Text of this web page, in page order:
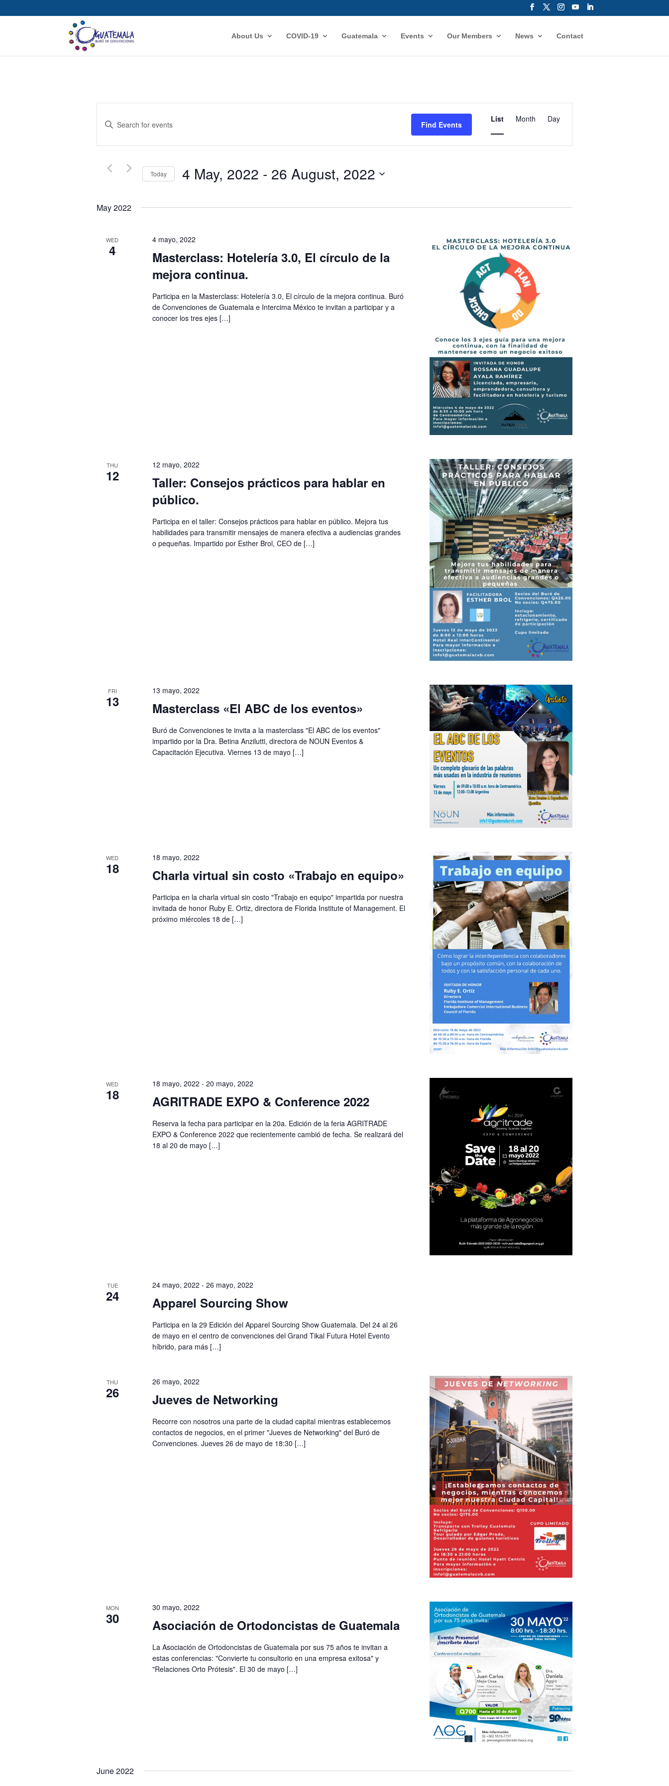
About Us COVID-19 Guatemala Events Our Members News Contact
Events
Search
and
Navigation
Enter
Keyword.
Events
Find Events
Views
List Month Day
Today 4 May, 2022 - 26 August, 2022
May 2022
WED
4
4 mayo, 2022
Masterclass: Hotelería 3.0, El círculo de la
mejora continua.
Participa en la Masterclass: Hotelería 3.0, El círculo de la mejora continua. Buró
de Convenciones de Guatemala e Intercima México te invitan a participar y a
conocer los tres ejes […]
THU
12
12 mayo, 2022
Taller: Consejos prácticos para hablar en
público.
Participa en el taller: Consejos prácticos para hablar en público. Mejora tus
habilidades para transmitir mensajes de manera efectiva a audiencias grandes
o pequeñas. Impartido por Esther Brol, CEO de […]
FRI
13
13 mayo, 2022
Masterclass «El ABC de los eventos»
Buró de Convenciones te invita a la masterclass "El ABC de los eventos"
impartido por la Dra. Betina Anzilutti, directora de NOUN Eventos &
Capacitación Ejecutiva. Viernes 13 de mayo […]
WED
18
18 mayo, 2022
Charla virtual sin costo «Trabajo en equipo»
Participa en la charla virtual sin costo "Trabajo en equipo" impartida por nuestra
invitada de honor Ruby E. Ortiz, directora de Florida Institute of Management. El
próximo miércoles 18 de […]
WED
18
18 mayo, 2022 - 20 mayo, 2022
AGRITRADE EXPO & Conference 2022
Reserva la fecha para participar en la 20a. Edición de la feria AGRITRADE
EXPO & Conference 2022 que recientemente cambió de fecha. Se realizará del
18 al 20 de mayo […]
TUE
24
24 mayo, 2022 - 26 mayo, 2022
Apparel Sourcing Show
Participa en la 29 Edición del Apparel Sourcing Show Guatemala. Del 24 al 26
de mayo en el centro de convenciones del Grand Tikal Futura Hotel Evento
híbrido, para más […]
THU
26
26 mayo, 2022
Jueves de Networking
Recorre con nosotros una parte de la ciudad capital mientras establecemos
contactos de negocios, en el primer "Jueves de Networking" del Buró de
Convenciones. Jueves 26 de mayo de 18:30 […]
MON
30
30 mayo, 2022
Asociación de Ortodoncistas de Guatemala
La Asociación de Ortodoncistas de Guatemala por sus 75 años te invitan a
estas conferencias: "Convierte tu consultorio en una empresa exitosa" y
"Relaciones Orto Prótesis". El 30 de mayo […]
June 2022